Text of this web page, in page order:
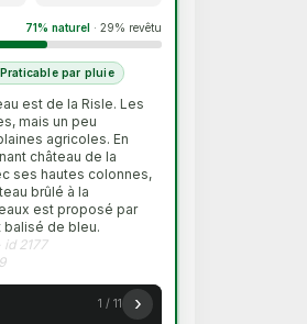
verifiedCircuit Officiel
all_inclusiveToutes
71% naturel · 29% revêtu
Praticable par pluie
est de la Risle. Les
mais un peu
agricoles. En
château de la
ses hautes colonnes,
brûlé à la
est proposé par
balisé de bleu.
2177
1 / 11 ›